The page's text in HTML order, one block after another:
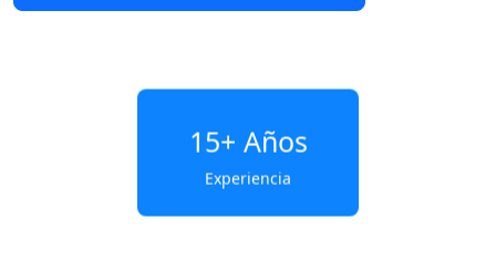
15+ Años
Experiencia